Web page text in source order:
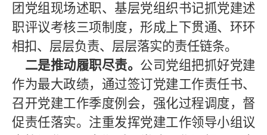
团党组现场述职、基层党组织书记抓党建述
职评议考核三项制度，形成上下贯通、环环
相扣、层层负责、层层落实的责任链条。
二是推动履职尽责。 公司党组把抓好党建
作为最大政绩，通过签订党建工作责任书、
召开党建工作季度例会，强化过程调度，督
促责任落实。注重发挥党建工作领导小组议